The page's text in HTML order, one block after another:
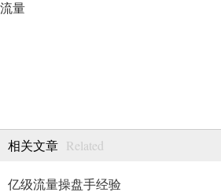
流量
相关文章 Related
亿级流量操盘手经验